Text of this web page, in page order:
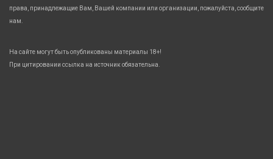
права, принадлежащие Вам, Вашей компании или организации, пожалуйста, сообщите
нам.
На сайте могут быть опубликованы материалы 18+!
При цитировании ссылка на источник обязательна.